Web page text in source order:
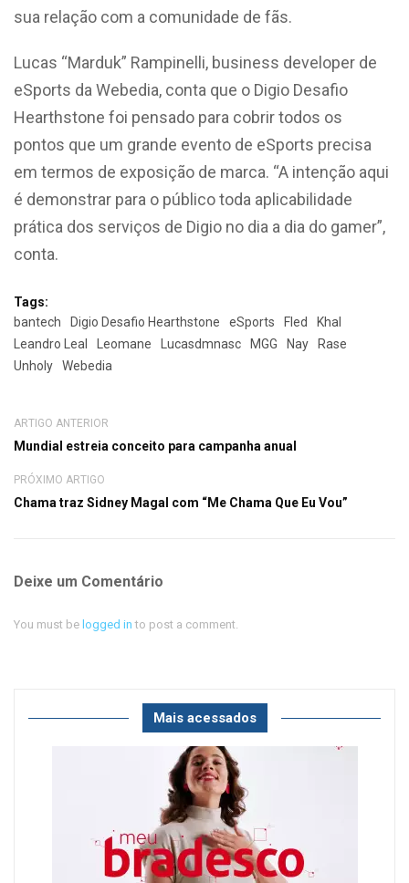
sua relação com a comunidade de fãs.
Lucas “Marduk” Rampinelli, business developer de
eSports da Webedia, conta que o Digio Desafio
Hearthstone foi pensado para cobrir todos os
pontos que um grande evento de eSports precisa
em termos de exposição de marca. “A intenção aqui
é demonstrar para o público toda aplicabilidade
prática dos serviços de Digio no dia a dia do gamer”,
conta.
Tags:
bantech
Digio Desafio Hearthstone eSports Fled
Khal
Leandro Leal
Leomane Lucasdmnasc MGG Nay
Rase
Unholy
Webedia
ARTIGO ANTERIOR
Mundial estreia conceito para campanha anual
PRÓXIMO ARTIGO
Chama traz Sidney Magal com “Me Chama Que Eu Vou”
Deixe um Comentário
You must be logged in to post a comment.
Mais acessados